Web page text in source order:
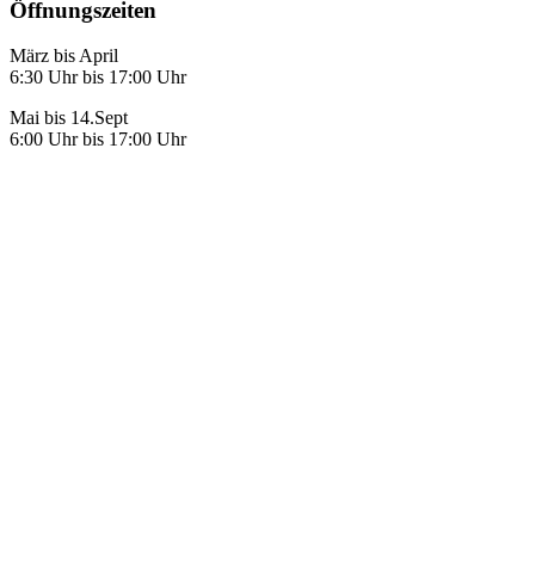
Öffnungszeiten
März bis April
6:30 Uhr bis 17:00 Uhr
Mai bis 14.Sept
6:00 Uhr bis 17:00 Uhr